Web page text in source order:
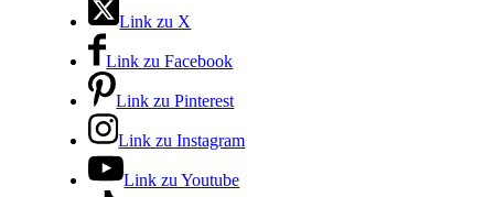
Link zu X
Link zu Facebook
Link zu Pinterest
Link zu Instagram
Link zu Youtube